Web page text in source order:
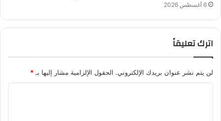
6 أغسطس 2026
اترك تعليقاً
لن يتم نشر عنوان بريدك الإلكتروني. الحقول الإلزامية مشار إليها بـ*